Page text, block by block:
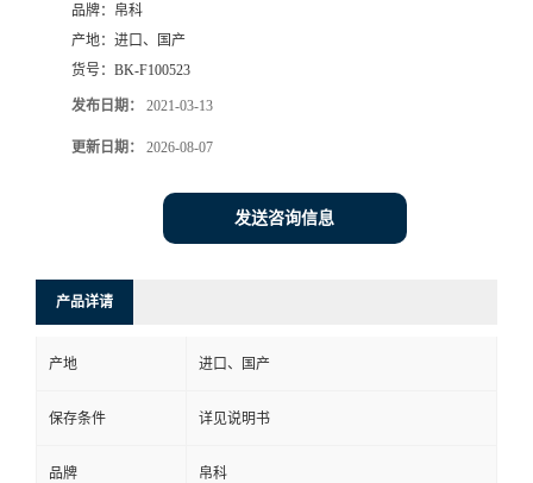
品牌： 帛科
产地： 进口、国产
货号： BK-F100523
发布日期： 2021-03-13
更新日期： 2026-08-07
发送咨询信息
产品详请
产地 进口、国产
保存条件 详见说明书
品牌 帛科